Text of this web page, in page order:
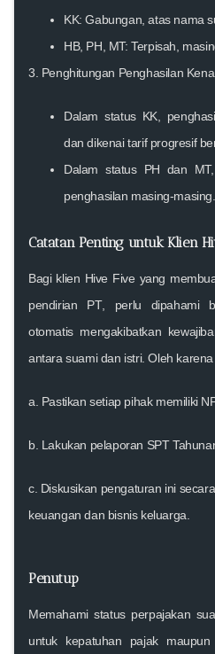
KK: Gabungan, atas nama
HB, PH, MT: Terpisah,
3. Penghitungan Penghasilan
Dalam status KK,
dan dikenai tarif progresif
Dalam status PH dan
penghasilan masing-masing.
Catatan Penting untuk Klien
Bagi klien Hive Five yang
pendirian PT, perlu dipahami
otomatis mengakibatkan
antara suami dan istri. Oleh karena
a. Pastikan setiap pihak memiliki
b. Lakukan pelaporan SPT
c. Diskusikan pengaturan ini
keuangan dan bisnis keluarga.
Penutup
Memahami status perpajakan
untuk kepatuhan pajak